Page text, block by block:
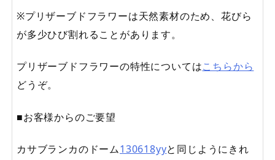
※プリザーブドフラワーは天然素材のため、花びら
が多少ひび割れることがあります。
プリザーブドフラワーの特性についてはこちらから
どうぞ。
■お客様からのご要望
カサブランカのドーム130618yyと同じようにきれ